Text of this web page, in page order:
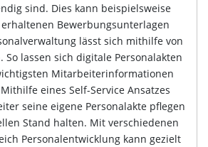
sind. Dies kann beispielsweise
Bewerbungsunterlagen
lässt sich mithilfe von
So lassen sich digitale Personalakten
Mitarbeiterinformationen
eines Self-Service Ansatzes
seine eigene Personalakte pflegen
Stand halten. Mit verschiedenen
Personalentwicklung kann gezielt